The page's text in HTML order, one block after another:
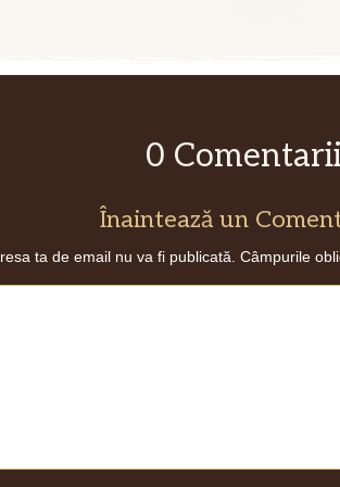
0
Înaintează un
ta de email nu va fi publicată. Câmpurile